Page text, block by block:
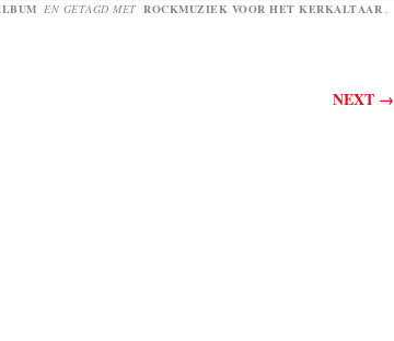
EN GETAGD MET ROCKMUZIEK VOOR HET KERKALTAAR .
NEXT →